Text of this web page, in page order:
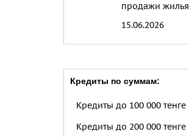
продажи жилья
15.06.2026
Кредиты по суммам:
Кредиты до 100 000 тенге
Кредиты до 200 000 тенге